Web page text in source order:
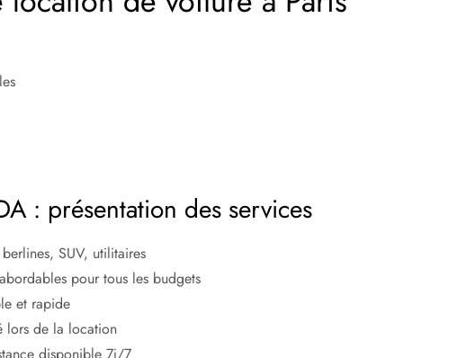
: présentation des services
SUV, utilitaires
pour tous les budgets
et rapide
lors de la location